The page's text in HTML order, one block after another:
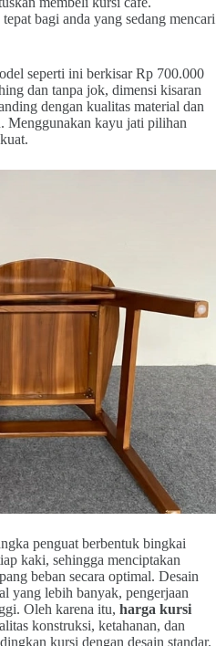
bagi anda yang sedang mencari
seperti ini berkisar Rp 700.000
dan tanpa jok, dimensi kisaran
dengan kualitas material dan
Menggunakan kayu jati pilihan
penguat berbentuk bingkai
kaki, sehingga menciptakan
beban secara optimal. Desain
yang lebih banyak, pengerjaan
Oleh karena itu, harga kursi
konstruksi, ketahanan, dan
kursi dengan desain standar.